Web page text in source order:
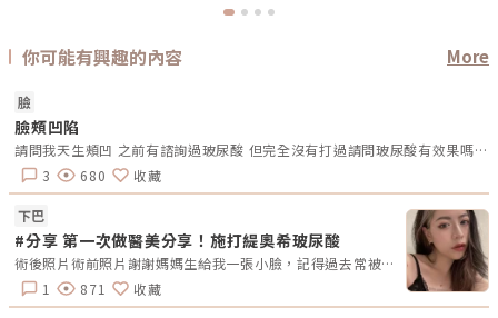
富的副院長陳信志醫師，就見證了景賀的變與不變。「很多客人你根本就看
的孫女預約看診；前幾天他還幫一位70多歲的大姊做微整型，幫她維持最好
的樣態。客人中還有年逾80的超熟齡族，客戶的年齡層跨度很大，「這也是
麗。尤其看到這些1、20年來都選擇在景賀維持肌齡、雕琢體態的客人，還
有無數經過口耳相傳，甚至遠從中南部來的輕、熟齡客人，陳信志認為「信
任這件事情在醫療上我覺得還蠻重要的」，因為你一定是看到別人做的效果
好，然後才會起心動念來嘗試，也正是基於這種追求極致、做到最好的工匠
精神，讓他們選擇相信景賀。「醫」與「美」加「健檢」，真正落實全方位
美麗與健康在景賀任職超過16年，療程經驗豐富的副院長陳信志醫師表示，
景賀是「醫」與「美」兼具，讓客人由內而外，自然地變美。圖/醫美圈圈
攝但伴隨現代健康意識抬頭，擁有緊緻、精實的體態，成為新美學。讓每個
不同階段的顧客，活得更美、更自信，也是所有景賀的醫美職人們不變的信
念。而能讓這群高端的客人，放心把自己和家人交給景賀，擁有專業醫療背
景的醫師群，以及具備健康檢查的專業能力，也是原因之一。在轉型成醫美
診所前，景賀是家相當知名的健檢診所，因此可以真正做到「醫」與「美」
結合。「我們在評估一個客人的狀態的時候，不會只是停留在外表」，例如
透過抽血檢驗，可以了解客戶的血脂、膽固醇、三酸甘油脂等狀況，再提供
你可能有興趣的內容 More
臉
臉頰凹陷
請問我天生頰凹 之前有諮詢過玻尿酸 但完全沒有打過請問玻尿酸有效果嗎？ 謝謝大家幫忙解答
3
680 收藏
下巴
#分享 第一次做醫美分享！施打緹奧希玻尿酸
術後照片術前照片謝謝媽媽生給我一張小臉，記得過去常被某個朋友稱讚我頭好小（？）這樣的臉型配上我的矮冬瓜身高可說是將將好，但我還是有點不滿意的地方，就是覺得自己臉偏圓，雖然每次說出來都會被罵，但就真的有點圓圓的啦！再謝謝媽媽生給我大大的五官們，可當它們配到我的小圓臉上就凸顯我的下巴ㄦ有點短。再碎碎念一下，我覺得我的下巴好像都長到額頭去了欸（？）我額頭超級高，所以只能留萬年妹妹頭，加上短短的下巴，整個人看起來會比較稚嫩（自己說），一直沒有機會當個姐姐的感覺，但這天終於到來了，人生第一次體驗醫美獻給秘Ｏ診所美學一開始因為沒有經驗所以有點怕怕的，原本以為診所裡的醫生護理師都會漂亮又高冷，結果各個居然都是漂亮又親切，尤其沈Ｏ岒醫師 人真的好好，幽默又專業！之前看她上了很多節目，結果私底就真的是綜藝咖欸，去看她頁面就知道了，感覺是個好玩的瘋子（稱讚）然後診所裡其他護理師人員的存在就好像今天是妳的姊妹來陪妳做醫美一樣，可以聊天打屁打哈哈又能幫忙緩解緊張的情緒，總之整個過程包含諮詢、施作到售後服務（？）等等都很令人安心～雖然在下巴打針的感覺還是很口怕。我施打的是緹奧希玻尿酸 TEOXANE，是有多隱形？就是隱形到我不說根本沒有人發現我臉變長了，但那也是因為我跟沈醫師說我想要自然的（她真的有問我要不要尖到可以刺到自己的款式？）因為我最主要只是想把整張臉比例調整好看一些，和醫師諮詢後她告訴我我的五官容易使我下巴比例看起來短小，這時候只要拉出一點點，我就可以得到我一直很想要的下顎線了……但最近體重來到人生巔峰，我感覺又把我吃圓了，下顎線又不見我真的是謝謝我自己。第一張照片是施打後，第二張是施打前的樣子，這陣子我真的對我的新下巴感到很滿意欸！！這種小變化是一般人不會察覺也不會在意的，但是自己看就是會很開心 (⸝⸝ᵒ̴̶̷ ᵒ̴̶̷⸝⸝)我相信每個人或多或少一定會有容貌焦慮，雖然近年大家一直提倡不要有這樣的心態，但是沒辦法啊街上漂亮美眉帥氣哥哥這麼多，我懂那種不管再怎麼愛自己但還是多少會有不滿意的感覺，但沒關係這都是正常的，不管是哪種面向，人類的焦慮本來就是種生存的真實感覺，只要不要太誇張影響到生活，各種讓自己變好看的方式都是讓自我開心的其中一條道路而已。覺得變漂亮能夠更有自信就去吧，如果想偶爾耍懶不小心變醜了也不用太緊張，比上不足比下有餘，要比美貌是比不完的，學會適時與自己和解才是最重要滴～！( ｰ̀֊ｰ́ )✧施作醫師診所環境施打過程
1
871 收藏